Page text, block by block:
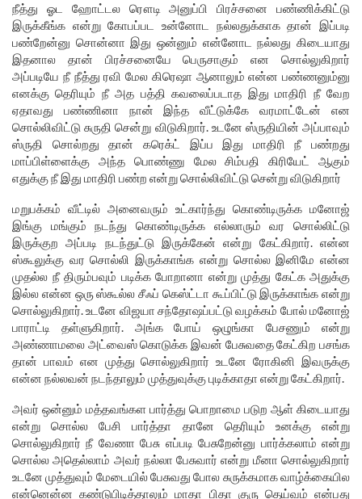
நீத்து ஓட ஹோட்டல ரௌடி அனுப்பி பிரச்சனை பண்ணிக்கிட்டு
இருக்கீங்க என்று கோபப்பட உன்னோட நல்லதுக்காக தான் இப்படி
பண்றேன்னு சொன்னா இது ஒன்னும் என்னோட நல்லது கிடையாது
இதனால தான் பிரச்சனையே பெருசாகும் என சொல்லுகிறார்
அப்படியே நீ நீத்து ரவி மேல கிரெஷா ஆனாலும் என்ன பண்ணனும்னு
எனக்கு தெரியும் நீ அத பத்தி கவலைப்படாத இது மாதிரி நீ வேற
ஏதாவது பண்ணினா நான் இந்த வீட்டுக்கே வரமாட்டேன் என
சொல்லிவிட்டு சுருதி சென்று விடுகிறார். உடனே ஸ்ருதியின் அப்பாவும்
ஸ்ருதி சொல்றது தான் கரெக்ட் இப்ப இது மாதிரி நீ பண்றது
மாப்பிள்ளைக்கு அந்த பொண்ணு மேல சிம்பதி கிரியேட் ஆகும்
எதுக்கு நீ இது மாதிரி பண்ற என்று சொல்லிவிட்டு சென்று விடுகிறார்
மறுபக்கம் வீட்டில் அனைவரும் உட்கார்ந்து கொண்டிருக்க மனோஜ்
இங்கு மங்கும் நடந்து கொண்டிருக்க எல்லாரும் வர சொல்லிட்டு
இருக்குற அப்படி நடந்துட்டு இருக்கேன் என்று கேட்கிறார். என்ன
ஸ்கூலுக்கு வர சொல்லி இருக்காங்க என்று சொல்ல இனிமே என்ன
முதல்ல நீ திரும்பவும் படிக்க போறானா என்று முத்து கேட்க அதுக்கு
இல்ல என்ன ஒரு ஸ்கூல்ல சீஃப் கெஸ்ட்டா கூப்பிட்டு இருக்காங்க என்று
சொல்லுகிறார். உடனே விஜயா சந்தோஷப்பட்டு வழக்கம் போல் மனோஜ்
பாராட்டி தள்ளுகிறார். அங்க போய் ஒழுங்கா பேசணும் என்று
அண்ணாமலை அட்வைஸ் கொடுக்க இவன் பேசுவதை கேட்கிற பசங்க
தான் பாவம் என முத்து சொல்லுகிறார் உடனே ரோகினி இவருக்கு
என்ன நல்லவன் நடந்தாலும் முத்துவுக்கு புடிக்காதா என்று கேட்கிறார்.
அவர் ஒன்னும் மத்தவங்கள பார்த்து பொறாமை படுற ஆள் கிடையாது
என்று சொல்ல பேசி பார்த்தா தானே தெரியும் உனக்கு என்று
சொல்லுகிறார் நீ வேணா பேசு எப்படி பேசுறேன்னு பார்க்கலாம் என்று
சொல்ல அதெல்லாம் அவர் நல்லா பேசுவார் என்று மீனா சொல்லுகிறார்
உடனே முத்துவும் மேடையில் பேசுவது போல சுருக்கமாக வாழ்க்கையில
என்னென்ன கண்டுபிடித்தாலும் மாதா பிதா குரு தெய்வம் என்பது